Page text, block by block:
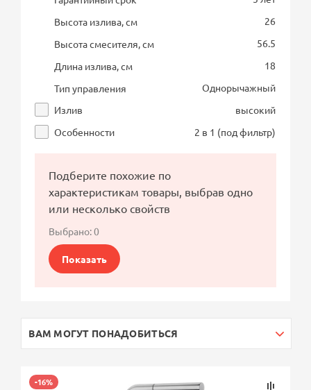
Высота излива, см
26
Высота смесителя, см
56.5
Длина излива, см
18
Тип управления
Однорычажный
Излив
высокий
Особенности
2 в 1 (под фильтр)
Подберите похожие по
характеристикам товары, выбрав одно
или несколько свойств
Выбрано:0
Показать
ВАМ МОГУТ ПОНАДОБИТЬСЯ
-16%